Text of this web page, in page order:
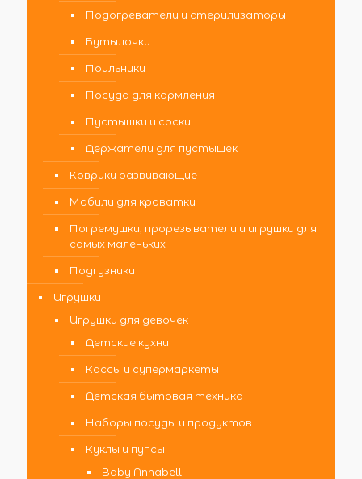
Подогреватели и стерилизаторы
Бутылочки
Поильники
Посуда для кормления
Пустышки и соски
Держатели для пустышек
Коврики развивающие
Мобили для кроватки
Погремушки, прорезыватели и игрушки для
самых маленьких
Подгузники
Игрушки
Игрушки для девочек
Детские кухни
Кассы и супермаркеты
Детская бытовая техника
Наборы посуды и продуктов
Куклы и пупсы
Baby Annabell